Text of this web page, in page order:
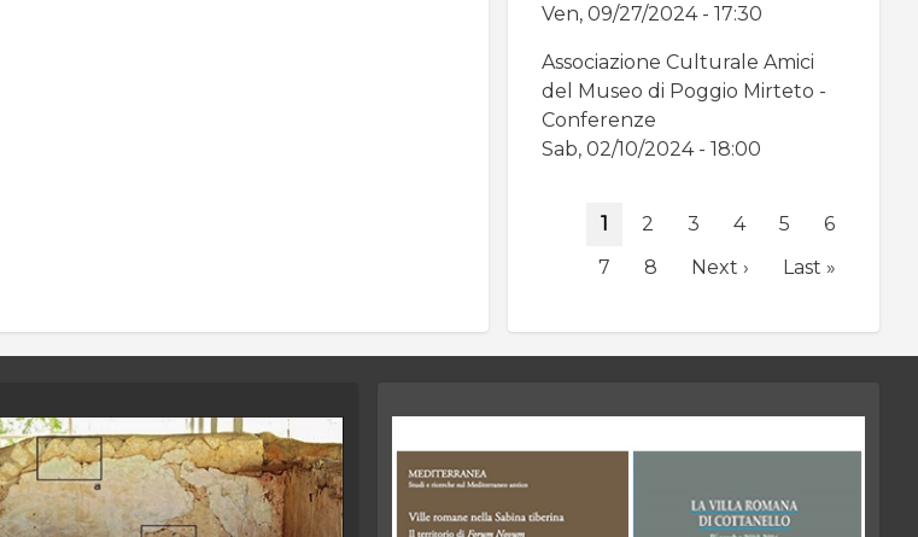
Ven, 09/27/2024 - 17:30
Associazione Culturale Amici
del Museo di Poggio Mirteto -
Conferenze
Sab, 02/10/2024 - 18:00
Paginazione
Pagina
1 Page
2 Page
3 Page
4 Page
5 Page
6
Page
7 Page
8
Pagina
Next ›
Ultima
Last »